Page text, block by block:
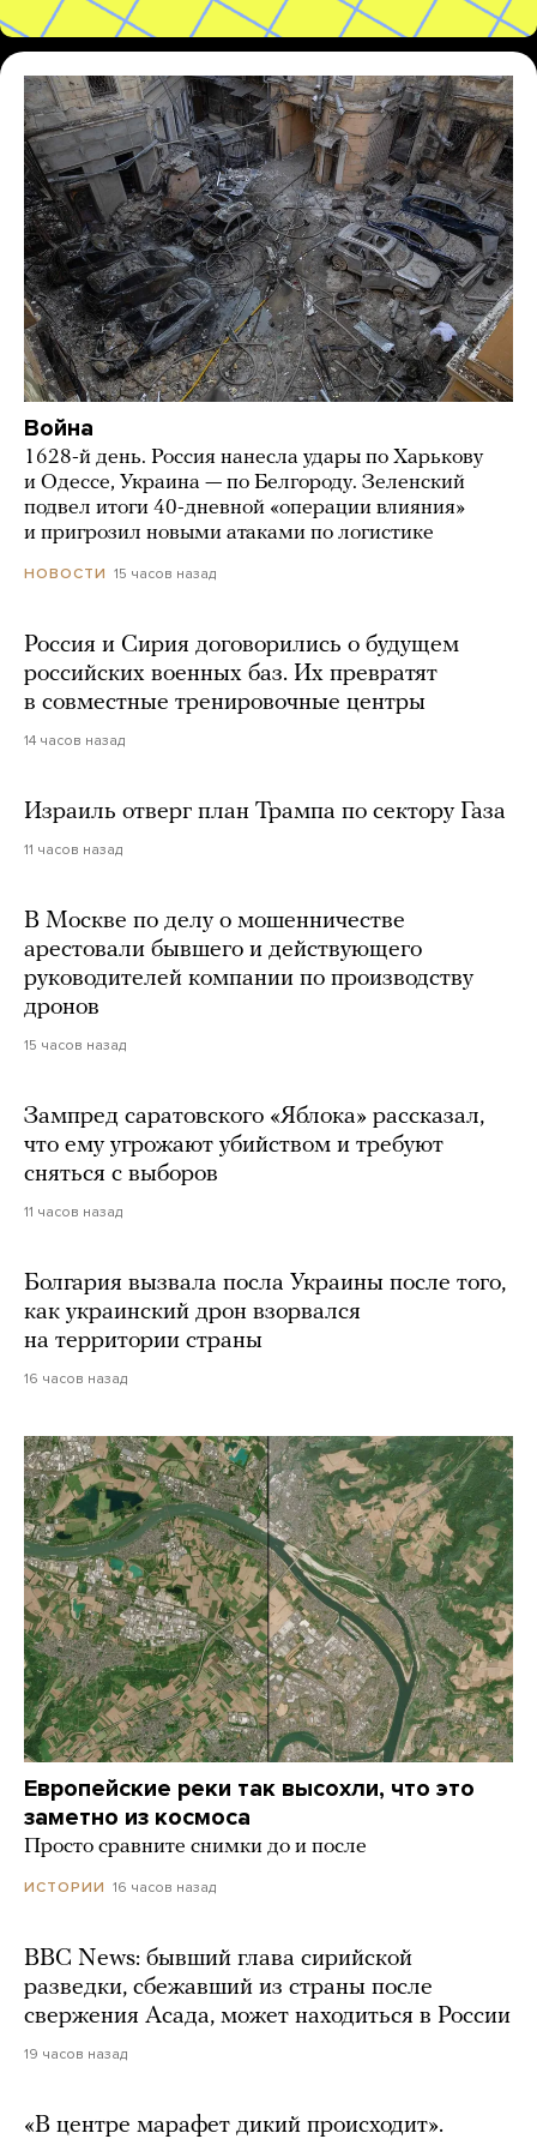
Война
1628-й день. Россия нанесла удары по Харькову
и Одессе, Украина — по Белгороду. Зеленский
подвел итоги 40-дневной «операции влияния»
и пригрозил новыми атаками по логистике
НОВОСТИ 15 часов назад
Россия и Сирия договорились о будущем
российских военных баз. Их превратят
в совместные тренировочные центры
14 часов назад
Израиль отверг план Трампа по сектору Газа
11 часов назад
В Москве по делу о мошенничестве
арестовали бывшего и действующего
руководителей компании по производству
дронов
15 часов назад
Зампред саратовского «Яблока» рассказал,
что ему угрожают убийством и требуют
сняться с выборов
11 часов назад
Болгария вызвала посла Украины после того,
как украинский дрон взорвался
на территории страны
16 часов назад
Европейские реки так высохли, что это
заметно из космоса
Просто сравните снимки до и после
ИСТОРИИ 16 часов назад
BBC News: бывший глава сирийской
разведки, сбежавший из страны после
свержения Асада, может находиться в России
19 часов назад
«В центре марафет дикий происходит».